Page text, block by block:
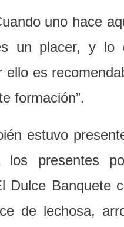
uno hace
un placer, y lo
es
formación”.
estuvo
los presentes
Dulce Banquete
de lechosa,